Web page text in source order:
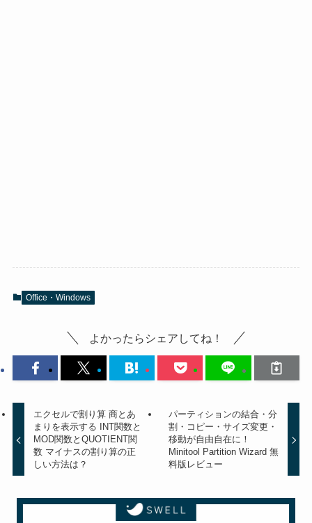
Office・Windows
よかったらシェアしてね！
エクセルで割り算 商とあ
まりを表示する INT関数と
MOD関数とQUOTIENT関
数 マイナスの割り算の正
しい方法は？
パーティションの結合・分
割・コピー・サイズ変更・
移動が自由自在に！
Minitool Partition Wizard 無
料版レビュー